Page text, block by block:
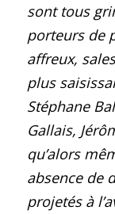
sont tous
porteurs de
affreux,
plus
Stéphane
Gallais,
qu’alors
absence de
projetés à